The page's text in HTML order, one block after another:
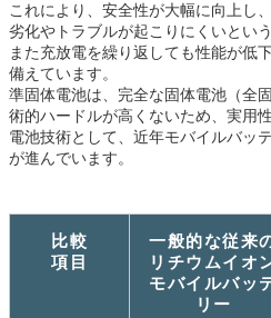
これにより、安全性が大幅に向上し
劣化やトラブルが起こりにくいとい
また充放電を繰り返しても性能が低
備えています。
準固体電池は、完全な固体電池（全
術的ハードルが高くないため、 実用
電池技術として、近年モバイルバッ
が進んでいます。
比較
項目
一般的な従来
リチウムイオ
モバイルバッ
リー